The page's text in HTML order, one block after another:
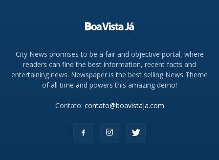
City News promises to be a fair and objective portal, where
readers can find the best information, recent facts and
entertaining news. Newspaper is the best selling News Theme
of all time and powers this amazing demo!
Contato: contato@boavistaja.com